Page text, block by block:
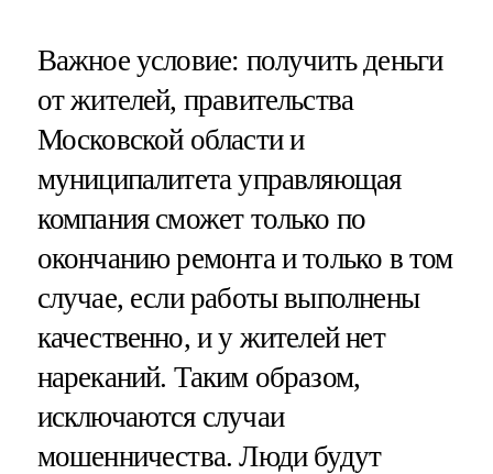
Важное условие: получить деньги
от жителей, правительства
Московской области и
муниципалитета управляющая
компания сможет только по
окончанию ремонта и только в том
случае, если работы выполнены
качественно, и у жителей нет
нареканий. Таким образом,
исключаются случаи
мошенничества. Люди будут